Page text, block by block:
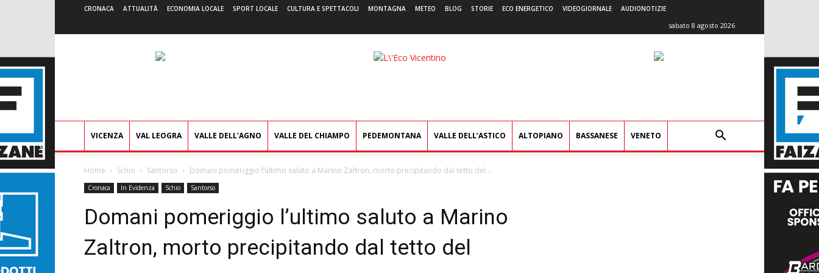
CRONACA ATTUALITÀ ECONOMIA LOCALE SPORT LOCALE CULTURA E SPETTACOLI MONTAGNA METEO BLOG STORIE ECO ENERGETICO VIDEOGIORNALE AUDIONOTIZIE
sabato 8 agosto 2026
L'Eco
VICENZA VAL LEOGRA VALLE DELL’AGNO VALLE DEL CHIAMPO PEDEMONTANA VALLE DELL’ASTICO ALTOPIANO BASSANESE VENETO
Home Schio Santorso Domani pomeriggio l’ultimo saluto a Marino Zaltron, morto precipitando dal tetto del...
Cronaca In Evidenza Schio Santorso
Domani pomeriggio l’ultimo saluto a Marino
Zaltron, morto precipitando dal tetto del